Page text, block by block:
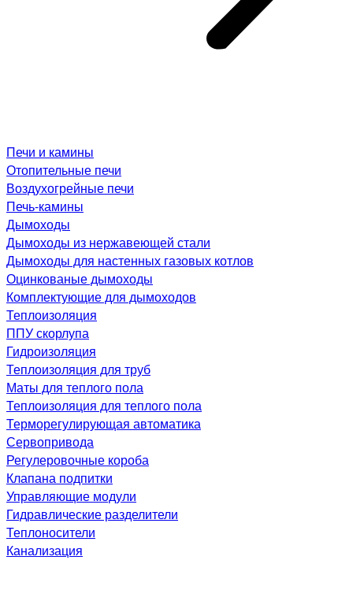
Печи и камины
Отопительные печи
Воздухогрейные печи
Печь-камины
Дымоходы
Дымоходы из нержавеющей стали
Дымоходы для настенных газовых котлов
Оцинкованые дымоходы
Комплектующие для дымоходов
Теплоизоляция
ППУ скорлупа
Гидроизоляция
Теплоизоляция для труб
Маты для теплого пола
Теплоизоляция для теплого пола
Терморегулирующая автоматика
Сервопривода
Регулеровочные короба
Клапана подпитки
Управляющие модули
Гидравлические разделители
Теплоносители
Канализация